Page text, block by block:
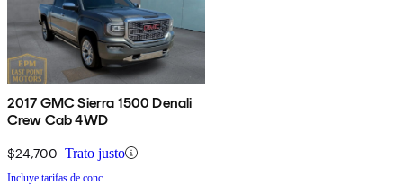
2017 GMC Sierra 1500 Denali
Crew Cab 4WD
$24,700 Trato justo
Incluye tarifas de conc.